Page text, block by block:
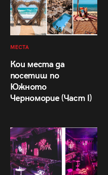
МЕСТА
Кои места да
посетиш по
Южното
Черноморие (Част I)